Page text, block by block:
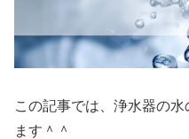
この記事では、浄水器の
ます＾＾